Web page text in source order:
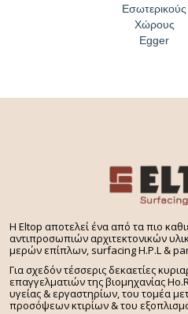
Εσωτερικούς
Χώρους
Egger
H Eltop αποτελεί ένα από τα πιο
αντιπροσωπιών αρχιτεκτονικών
μερών επίπλων, surfacing H.P.L &
Για σχεδόν τέσσερις δεκαετίες
επαγγελματιών της βιομηχανίας
υγείας & εργαστηρίων, του τομέα
προσόψεων κτιρίων & του